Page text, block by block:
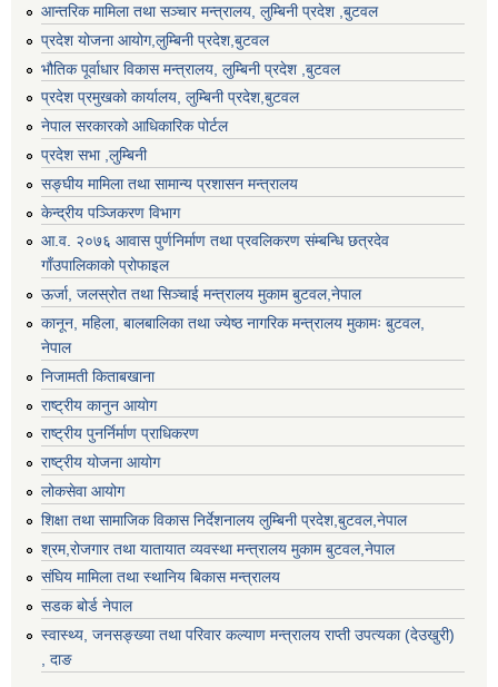
आन्तरिक मामिला तथा सञ्चार मन्त्रालय, लुम्बिनी प्रदेश ,बुटवल
प्रदेश योजना आयोग,लुम्बिनी प्रदेश,बुटवल
भौतिक पूर्वाधार विकास मन्त्रालय, लुम्बिनी प्रदेश ,बुटवल
प्रदेश प्रमुखको कार्यालय, लुम्बिनी प्रदेश,बुटवल
नेपाल सरकारको आधिकारिक पोर्टल
प्रदेश सभा ,लुम्बिनी
सङ्घीय मामिला तथा सामान्य प्रशासन मन्त्रालय
केन्द्रीय पञ्जिकरण विभाग
आ.व. २०७६ आवास पुर्णनिर्माण तथा प्रवलिकरण संम्बन्धि छत्रदेव
गाँउपालिकाको प्रोफाइल
ऊर्जा, जलस्रोत तथा सिञ्चाई मन्त्रालय मुकाम बुटवल,नेपाल
कानून, महिला, बालबालिका तथा ज्येष्ठ नागरिक मन्त्रालय मुकामः बुटवल,
नेपाल
निजामती किताबखाना
राष्ट्रीय कानुन आयाेग
राष्ट्रीय पुनर्निर्माण प्राधिकरण
राष्ट्रीय योजना आयोग
लोकसेवा आयोग
शिक्षा तथा सामाजिक विकास निर्देशनालय लुम्बिनी प्रदेश,बुटवल,नेपाल
श्रम,रोजगार तथा यातायात व्यवस्था मन्त्रालय मुकाम बुटवल,नेपाल
संघिय मामिला तथा स्थानिय बिकास मन्त्रालय
सडक बोर्ड नेपाल
स्वास्थ्य, जनसङ्ख्या तथा परिवार कल्याण मन्त्रालय राप्ती उपत्यका (देउखुरी)
, दाङ